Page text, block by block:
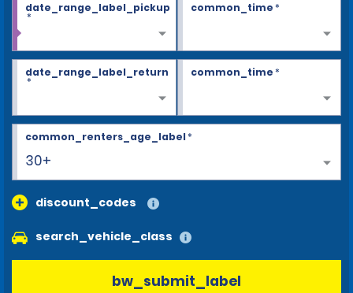
date_range_label_pickup
*
common_time*
date_range_label_return
*
common_time*
30+
common_renters_age_label*
discount_codes
search_vehicle_class
bw_submit_label